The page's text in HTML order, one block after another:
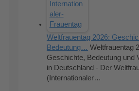
Weltfrauentag 2026:
Bedeutung… Weltfrauentag
Geschichte, Bedeutung und
in Deutschland - Der
(Internationaler…